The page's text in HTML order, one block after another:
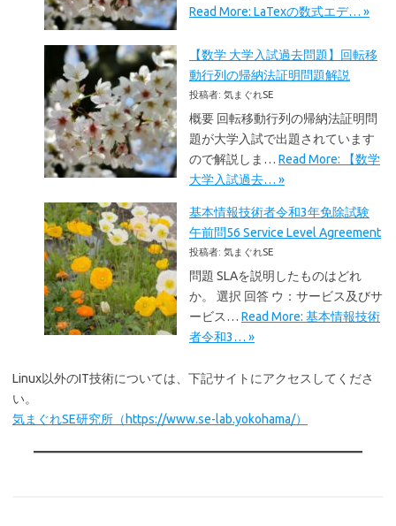
Read More: LaTexの数式エデ… »
【数学 大学入試過去問題】回転移
動行列の帰納法証明問題解説
投稿者: 気まぐれSE
概要 回転移動行列の帰納法証明問
題が大学入試で出題されています
ので解説しま… Read More: 【数学
大学入試過去… »
基本情報技術者令和3年免除試験
午前問56 Service Level Agreement
投稿者: 気まぐれSE
問題 SLAを説明したものはどれ
か。 選択 回答 ウ：サービス及びサ
ービス… Read More: 基本情報技術
者令和3… »
Linux以外のIT技術については、下記サイトにアクセスしてくださ
い。
気まぐれSE研究所（https://www.se-lab.yokohama/）